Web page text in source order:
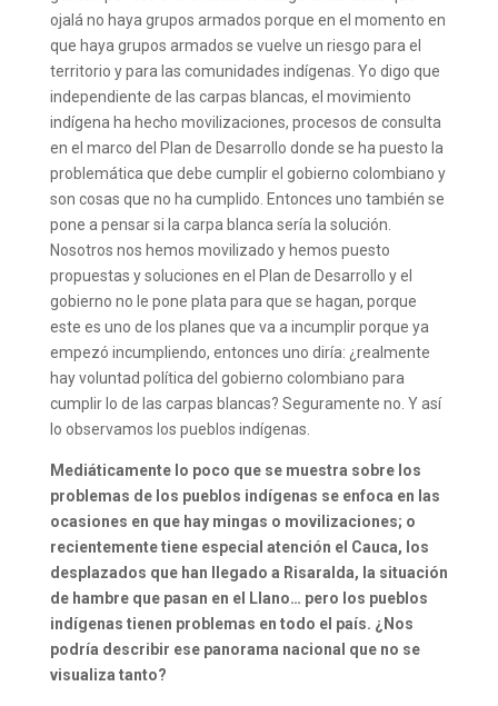
ojalá no haya grupos armados porque en el momento en
que haya grupos armados se vuelve un riesgo para el
territorio y para las comunidades indígenas. Yo digo que
independiente de las carpas blancas, el movimiento
indígena ha hecho movilizaciones, procesos de consulta
en el marco del Plan de Desarrollo donde se ha puesto la
problemática que debe cumplir el gobierno colombiano y
son cosas que no ha cumplido. Entonces uno también se
pone a pensar si la carpa blanca sería la solución.
Nosotros nos hemos movilizado y hemos puesto
propuestas y soluciones en el Plan de Desarrollo y el
gobierno no le pone plata para que se hagan, porque
este es uno de los planes que va a incumplir porque ya
empezó incumpliendo, entonces uno diría: ¿realmente
hay voluntad política del gobierno colombiano para
cumplir lo de las carpas blancas? Seguramente no. Y así
lo observamos los pueblos indígenas.
Mediáticamente lo poco que se muestra sobre los
problemas de los pueblos indígenas se enfoca en las
ocasiones en que hay mingas o movilizaciones; o
recientemente tiene especial atención el Cauca, los
desplazados que han llegado a Risaralda, la situación
de hambre que pasan en el Llano… pero los pueblos
indígenas tienen problemas en todo el país. ¿Nos
podría describir ese panorama nacional que no se
visualiza tanto?